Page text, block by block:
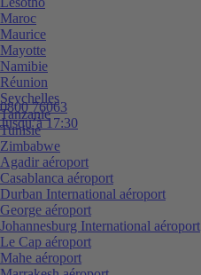
0800 76063
Jusqu’à 17:30
Maroc
Maurice
Mayotte
Namibie
Réunion
Seychelles
Tanzanie
Tunisie
Zimbabwe
Agadir aéroport
Casablanca aéroport
Durban International aéroport
George aéroport
Johannesburg International aéroport
Le Cap aéroport
Mahe aéroport